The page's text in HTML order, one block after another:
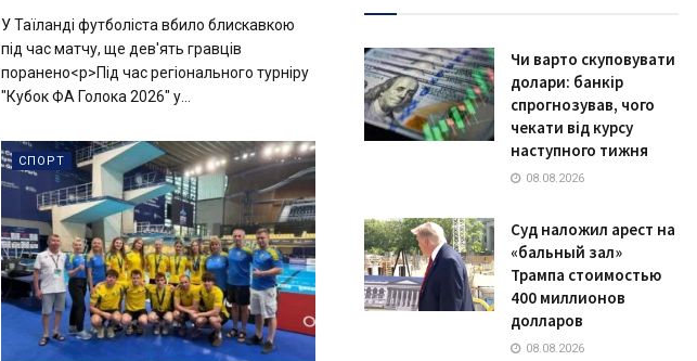
У Таїланді футболіста вбило блискавкою
під час матчу, ще дев'ять гравців
поранено<p>Під час регіонального турніру
"Кубок ФА Голока 2026" у...
СПОРТ
Чи варто скуповувати
долари: банкір
спрогнозував, чого
чекати від курсу
наступного тижня
08.08.2026
Суд наложил арест на
«бальный зал»
Трампа стоимостью
400 миллионов
долларов
08.08.2026